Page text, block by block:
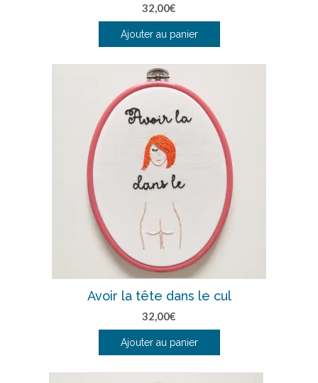
32,00€
Ajouter au panier
Avoir la tête dans le cul
32,00€
Ajouter au panier